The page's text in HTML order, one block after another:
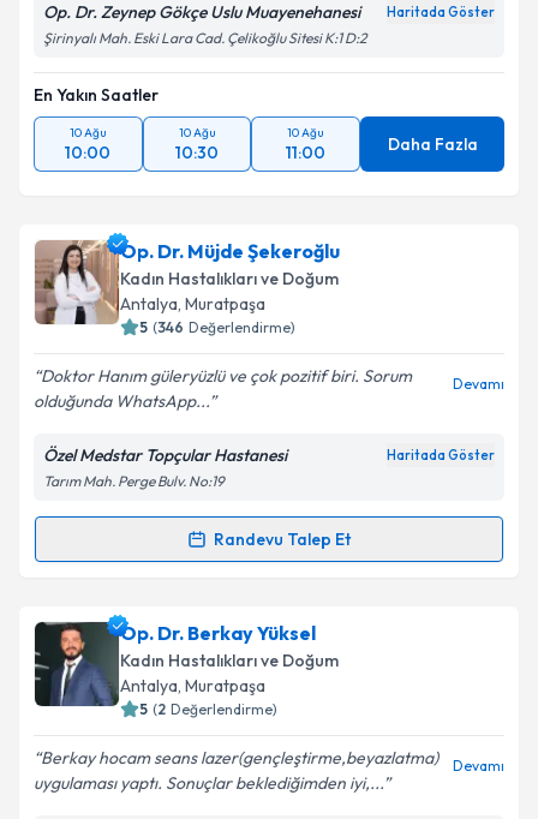
Op. Dr. Zeynep Gökçe Uslu Muayenehanesi Haritada Göster
Şirinyalı Mah. Eski Lara Cad. Çelikoğlu Sitesi K:1 D:2
En Yakın Saatler
10 Ağu
10:00
10 Ağu
10:30
10 Ağu
11:00 Daha Fazla
Op. Dr. Müjde Şekeroğlu
Kadın Hastalıkları ve Doğum
Antalya, Muratpaşa
5 (346 Değerlendirme)
Doktor Hanım güleryüzlü ve çok pozitif biri. Sorum
olduğunda WhatsApp...
Devamı
Özel Medstar Topçular Hastanesi Haritada Göster
Tarım Mah. Perge Bulv. No:19
Randevu Talep Et
Randevu Takvimi Talebi
Op. Dr. Müjde Şekeroğluiçin randevu takvimi talebi
oluşturun. Size bu uzmandan randevu almanız için bir
takvim hazırlandığında e-posta ile bilgilendireceğiz.
Op. Dr. Berkay Yüksel
Kadın Hastalıkları ve Doğum
Antalya, Muratpaşa
5 (2 Değerlendirme)
Berkay hocam seans lazer(gençleştirme,beyazlatma)
uygulaması yaptı. Sonuçlar beklediğimden iyi,...
Devamı